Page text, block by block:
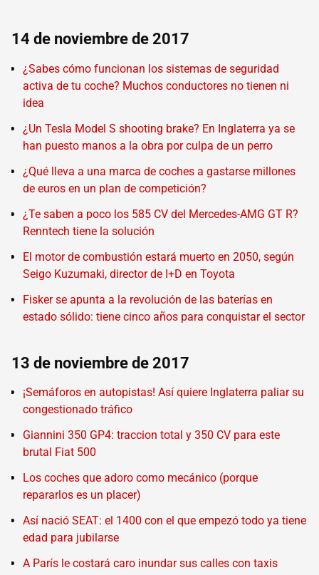
14 de noviembre de 2017
¿Sabes cómo funcionan los sistemas de seguridad
activa de tu coche? Muchos conductores no tienen ni
idea
¿Un Tesla Model S shooting brake? En Inglaterra ya se
han puesto manos a la obra por culpa de un perro
¿Qué lleva a una marca de coches a gastarse millones
de euros en un plan de competición?
¿Te saben a poco los 585 CV del Mercedes-AMG GT R?
Renntech tiene la solución
El motor de combustión estará muerto en 2050, según
Seigo Kuzumaki, director de I+D en Toyota
Fisker se apunta a la revolución de las baterías en
estado sólido: tiene cinco años para conquistar el sector
13 de noviembre de 2017
¡Semáforos en autopistas! Así quiere Inglaterra paliar su
congestionado tráfico
Giannini 350 GP4: traccion total y 350 CV para este
brutal Fiat 500
Los coches que adoro como mecánico (porque
repararlos es un placer)
Así nació SEAT: el 1400 con el que empezó todo ya tiene
edad para jubilarse
A París le costará caro inundar sus calles con taxis